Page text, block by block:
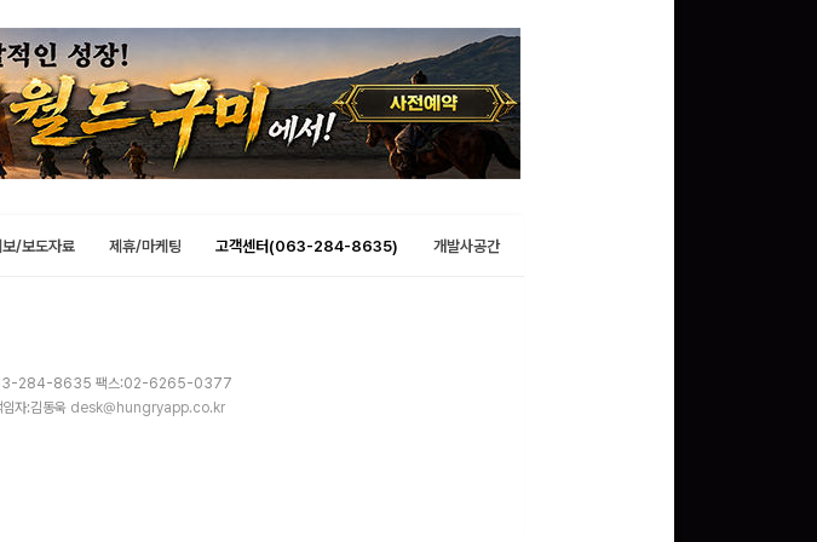
/보도자료 제휴/마케팅 고객센터(063-284-8635) 개발사공간
처:063-284-8635 팩스:02-6265-0377
자:김동욱 desk@hungryapp.co.kr